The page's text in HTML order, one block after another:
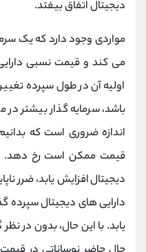
دیجیتال اتفاق بیفتد.
مواردی وجود دارد که یک
می کند و قیمت نسبی
اولیه آن در طول سپرده
باشد، سرمایه گذار بیشتر
اندازه ضروری است که
قیمت ممکن است رخ دهد.
دیجیتال افزایش یابد، ضرر
دارایی های دیجیتال
یابد. با این حال، بدون در